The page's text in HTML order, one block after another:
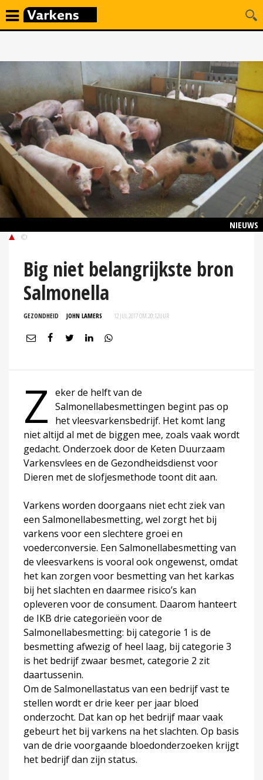
NIEUWS
©
Big niet belangrijkste bron
Salmonella
GEZONDHEID JOHN LAMERS 12 JUL 2017 OM 20:12UUR
Z eker de helft van de
Salmonellabesmettingen begint pas op
het vleesvarkensbedrijf. Het komt lang
niet altijd al met de biggen mee, zoals vaak wordt
gedacht. Onderzoek door de Keten Duurzaam
Varkensvlees en de Gezondheidsdienst voor
Dieren met de slofjesmethode toont dit aan.
Varkens worden doorgaans niet echt ziek van
een Salmonellabesmetting, wel zorgt het bij
varkens voor een slechtere groei en
voederconversie. Een Salmonellabesmetting van
de vleesvarkens is vooral ook ongewenst, omdat
het kan zorgen voor besmetting van het karkas
bij het slachten en daarmee risico’s kan
opleveren voor de consument. Daarom hanteert
de IKB drie categorieën voor de
Salmonellabesmetting: bij categorie 1 is de
besmetting afwezig of heel laag, bij categorie 3
is het bedrijf zwaar besmet, categorie 2 zit
daartussenin.
Om de Salmonellastatus van een bedrijf vast te
stellen wordt er drie keer per jaar bloed
onderzocht. Dat kan op het bedrijf maar vaak
gebeurt het bij varkens na het slachten. Op basis
van de drie voorgaande bloedonderzoeken krijgt
het bedrijf dan zijn status.